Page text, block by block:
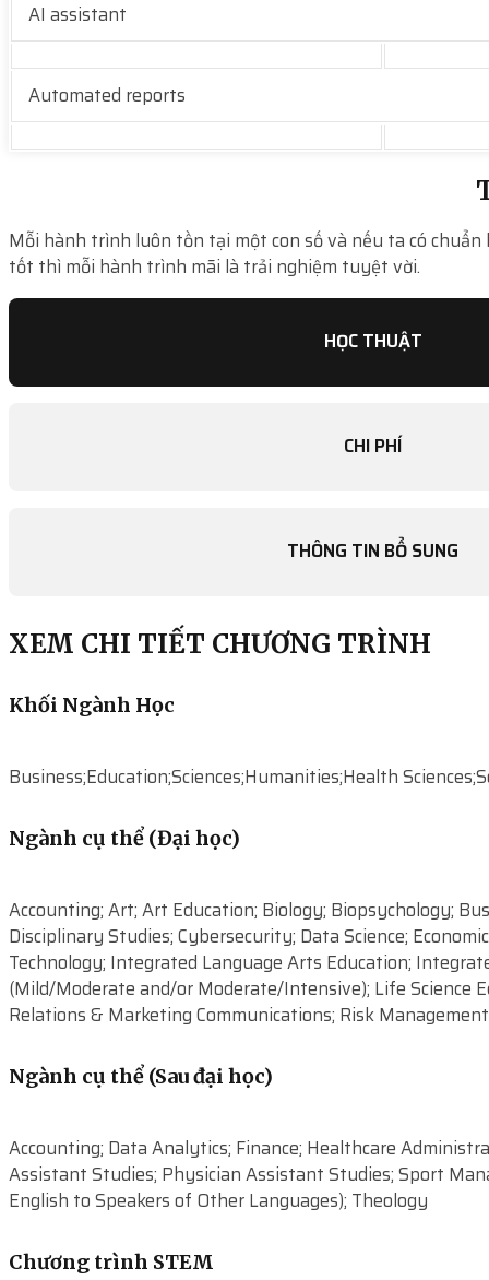
AI assistant
Automated reports
Mỗi hành trình luôn tồn tại một con số và nếu ta có chuẩn
tốt thì mỗi hành trình mãi là trải nghiệm tuyệt vời.
HỌC THUẬT
CHI PHÍ
THÔNG TIN BỔ SUNG
XEM CHI TIẾT CHƯƠNG TRÌNH
Khối Ngành Học
Business;Education;Sciences;Humanities;Health
Ngành cụ thể (Đại học)
Accounting; Art; Art Education; Biology; Biopsychology;
Disciplinary Studies; Cybersecurity; Data Science;
Technology; Integrated Language Arts Education;
(Mild/Moderate and/or Moderate/Intensive); Life Science
Relations & Marketing Communications; Risk
Ngành cụ thể (Sau đại học)
Accounting; Data Analytics; Finance; Healthcare
Assistant Studies; Physician Assistant Studies; Sport
English to Speakers of Other Languages); Theology
Chương trình STEM